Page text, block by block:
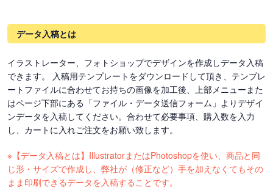
データ入稿とは
イラストレーター、フォトショップでデザインを作成しデータ入稿
できます。 入稿用テンプレートをダウンロードして頂き、テンプレ
ートファイルに合わせてお持ちの画像を加工後、上部メニューまた
はページ下部にある「ファイル・データ送信フォーム」よりデザイ
ンデータを入稿してください。合わせて必要事項、購入数を入力
し、カートに入れご注文をお願い致します。
※【データ入稿とは】IllustratorまたはPhotoshopを使い、商品と同
じ形・サイズで作成し、弊社が（修正など）手を加えなくてもその
まま印刷できるデータを入稿することです。